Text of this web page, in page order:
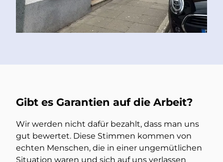
Gibt es Garantien auf die Arbeit?
Wir werden nicht dafür bezahlt, dass man uns
gut bewertet. Diese Stimmen kommen von
echten Menschen, die in einer ungemütlichen
Situation waren und sich auf uns verlassen